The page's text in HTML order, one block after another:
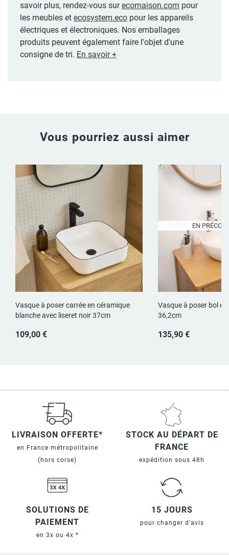
savoir plus, rendez-vous surecomaison.com pour
les meubles et ecosystem.eco pour les appareils
électriques et électroniques. Nos emballages
produits peuvent également faire l'objet d'une
consigne de tri. En savoir +
Vous pourriez aussi aimer
Vasque à poser carrée en céramique
blanche avec liseret noir 37cm
109,00 €
Vasque à poser bol
36,2cm
135,90 €
EN
LIVRAISON OFFERTE*
en France métropolitaine
(hors corse)
STOCK AU DÉPART DE
FRANCE
expédition sous 48h
SOLUTIONS DE
PAIEMENT
en 3x ou 4x *
15 JOURS
pour changer d'avis